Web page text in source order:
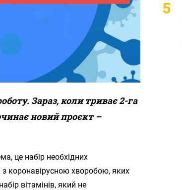
Зараз, коли триває 2-га
новий проєкт –
це набір необхідних
з коронавірусною хворобою, яких
вітамінів, який не